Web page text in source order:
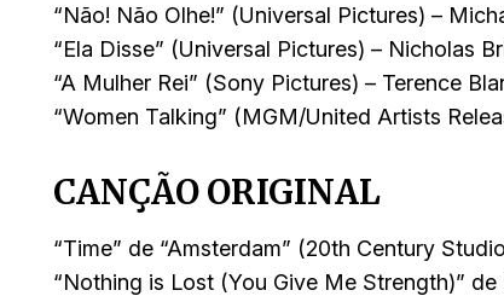
“Não! Não Olhe!” (Universal Pictures) –
“Ela Disse” (Universal Pictures) – Nicholas
“A Mulher Rei” (Sony Pictures) – Terence
“Women Talking” (MGM/United Artists
CANÇÃO ORIGINAL
“Time” de “Amsterdam” (20th Century
“Nothing is Lost (You Give Me Strength)”